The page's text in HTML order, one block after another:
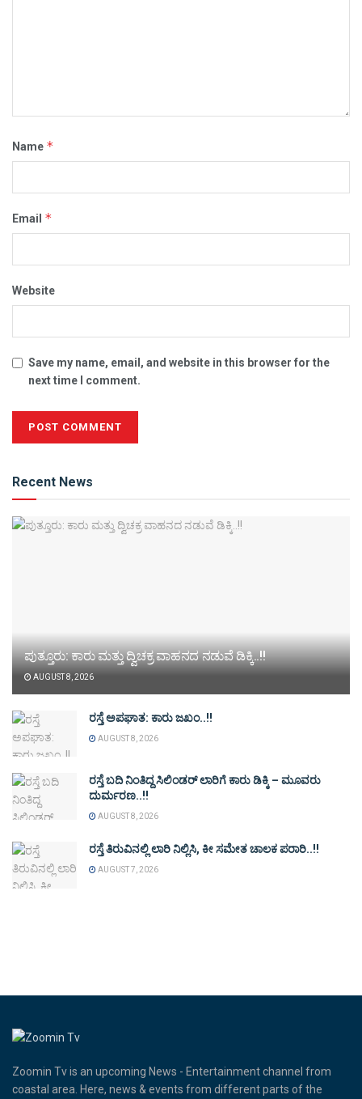
Name *
Email *
Website
Save my name, email, and website in this browser for the
next time I comment.
Recent News
ಪುತ್ತೂರು: ಕಾರು ಮತ್ತು ದ್ವಿಚಕ್ರ ವಾಹನದ ನಡುವೆ ಡಿಕ್ಕಿ..!!
AUGUST 8, 2026
ರಸ್ತೆ ಅಪಘಾತ: ಕಾರು ಜಖಂ..!!
AUGUST 8, 2026
ರಸ್ತೆ ಬದಿ ನಿಂತಿದ್ದ ಸಿಲಿಂಡರ್ ಲಾರಿಗೆ ಕಾರು ಡಿಕ್ಕಿ – ಮೂವರು
ದುರ್ಮರಣ..!!
AUGUST 8, 2026
ರಸ್ತೆ ತಿರುವಿನಲ್ಲಿ ಲಾರಿ ನಿಲ್ಲಿಸಿ, ಕೀ ಸಮೇತ ಚಾಲಕ ಪರಾರಿ..!!
AUGUST 7, 2026
Zoomin Tv is an upcoming News - Entertainment channel from
coastal area. Here, news & events from different parts of the